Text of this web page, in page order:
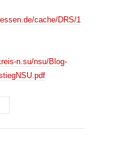
cache/DRS/1
n.su/nsu/Blog-